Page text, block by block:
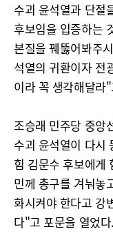
수괴 윤석열과 단절
후보임을 입증하는
본질을 꿰뚫어봐주
석열의 귀환이자 전
이라 꼭 생각해달라
조승래 민주당 중앙
수괴 윤석열이 다시
힘 김문수 후보에게
민께 총구를 겨눠놓
화시켜야 한다고 강
다"고 포문을 열었다.